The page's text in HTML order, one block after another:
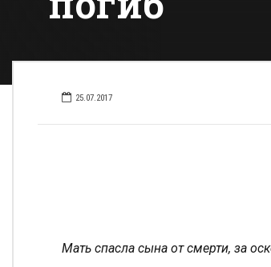
25.07.2017
Мать спасла сына от смерти, за